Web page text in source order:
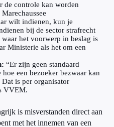
de controle kan worden
wilt indienen, kun je
bij de sector strafrecht
het voorwerp in beslag is
Ministerie als het om een
“Er zijn geen standaard
een bezoeker bezwaar kan
is per organisator
VVEM.
is misverstanden direct aan
met het innemen van een